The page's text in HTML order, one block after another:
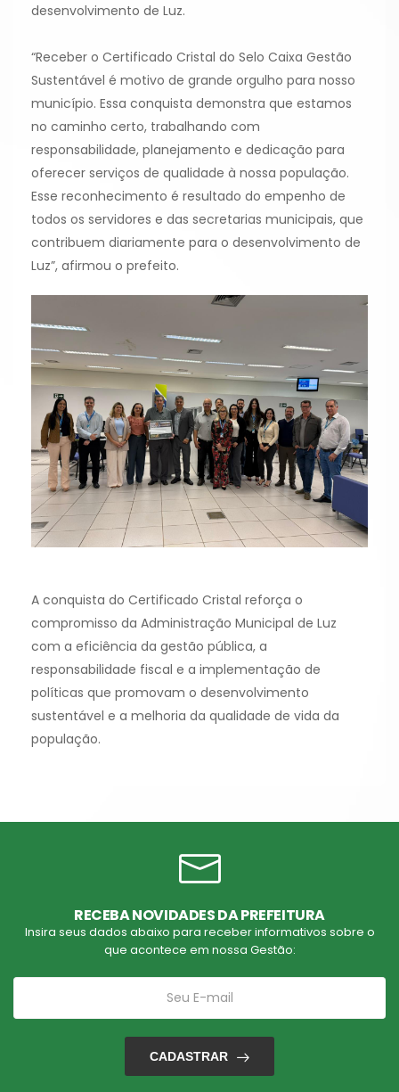
desenvolvimento de Luz.
“Receber o Certificado Cristal do Selo Caixa Gestão
Sustentável é motivo de grande orgulho para nosso
município. Essa conquista demonstra que estamos
no caminho certo, trabalhando com
responsabilidade, planejamento e dedicação para
oferecer serviços de qualidade à nossa população.
Esse reconhecimento é resultado do empenho de
todos os servidores e das secretarias municipais, que
contribuem diariamente para o desenvolvimento de
Luz”, afirmou o prefeito.
A conquista do Certificado Cristal reforça o
compromisso da Administração Municipal de Luz
com a eficiência da gestão pública, a
responsabilidade fiscal e a implementação de
políticas que promovam o desenvolvimento
sustentável e a melhoria da qualidade de vida da
população.
RECEBA NOVIDADES DA PREFEITURA
Insira seus dados abaixo para receber informativos sobre o
que acontece em nossa Gestão:
CADASTRAR